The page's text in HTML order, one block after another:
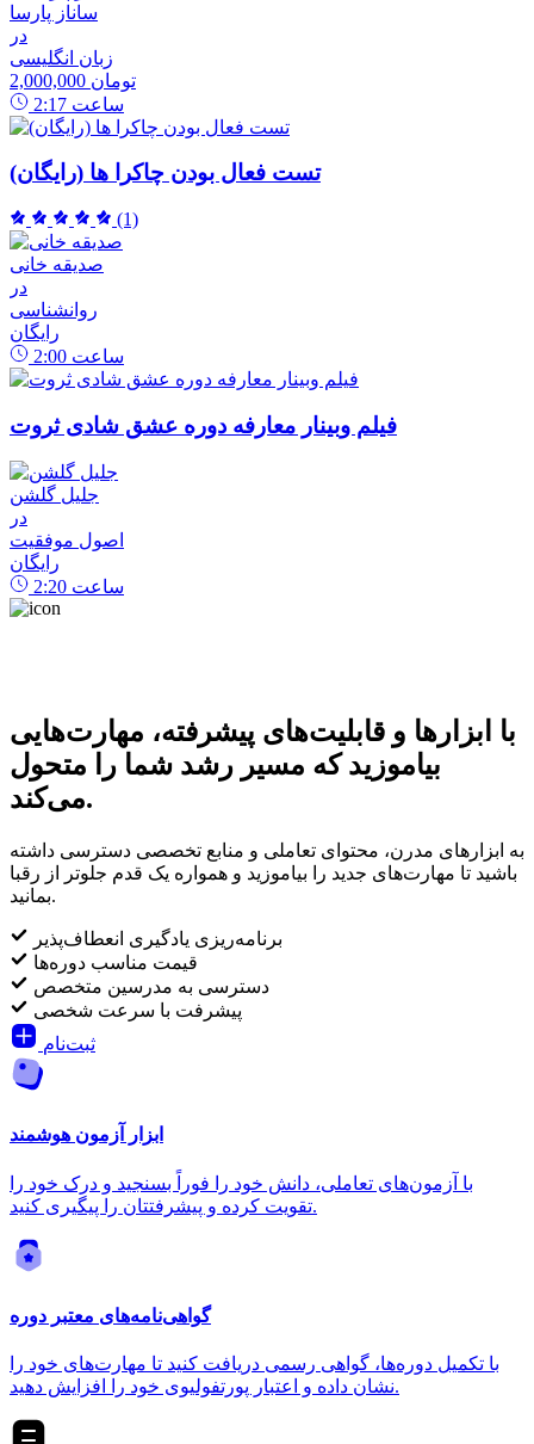
ساناز پارسا
در
زبان انگلیسی
2,000,000 تومان
2:17 ساعت
تست فعال بودن چاکرا ها (رایگان)
(1)
صدیقه خانی
در
روانشناسی
رایگان
2:00 ساعت
فیلم وبینار معارفه دوره عشق شادی ثروت
جلیل گلشن
در
اصول موفقیت
رایگان
2:20 ساعت
با ابزارها و قابلیت‌های پیشرفته، مهارت‌هایی
بیاموزید که مسیر رشد شما را متحول
می‌کند.
به ابزارهای مدرن، محتوای تعاملی و منابع تخصصی دسترسی داشته
باشید تا مهارت‌های جدید را بیاموزید و همواره یک قدم جلوتر از رقبا
بمانید.
برنامه‌ریزی یادگیری انعطاف‌پذیر
قیمت مناسب دوره‌ها
دسترسی به مدرسین متخصص
پیشرفت با سرعت شخصی
ثبت‌نام
ابزار آزمون هوشمند
با آزمون‌های تعاملی، دانش خود را فوراً بسنجید و درک خود را
تقویت کرده و پیشرفتتان را پیگیری کنید.
گواهی‌نامه‌های معتبر دوره
با تکمیل دوره‌ها، گواهی رسمی دریافت کنید تا مهارت‌های خود را
نشان داده و اعتبار پورتفولیوی خود را افزایش دهید.